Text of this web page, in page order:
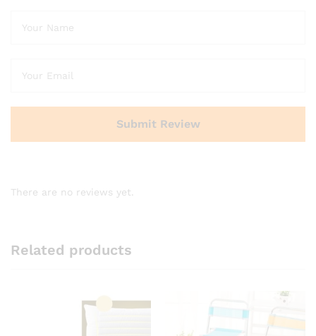
There are no reviews yet.
Related products